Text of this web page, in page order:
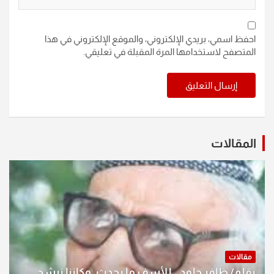
احفظ اسمي، بريدي الإلكتروني، والموقع الإلكتروني في هذا
المتصفح لاستخدامها المرة المقبلة في تعليقي.
المقالات
مقالات